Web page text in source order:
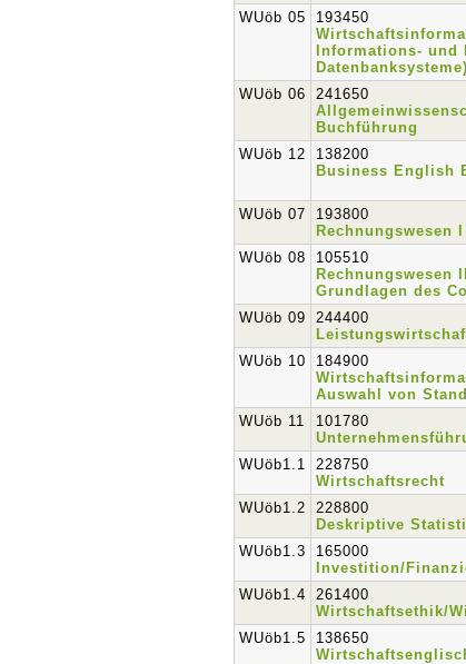
WUöb 05
193450
Informations- und
Datenbanksysteme)
WUöb 06
241650
Buchführung
WUöb 12
138200
Business English
WUöb 07
193800
Rechnungswesen
WUöb 08
105510
Rechnungswesen
Grundlagen des
WUöb 09
244400
WUöb 10
184900
Auswahl von
WUöb 11
101780
WUöb1.1
228750
Wirtschaftsrecht
WUöb1.2
228800
Deskriptive
WUöb1.3
165000
Investition/
WUöb1.4
261400
Wirtschaftsethik/
WUöb1.5
138650